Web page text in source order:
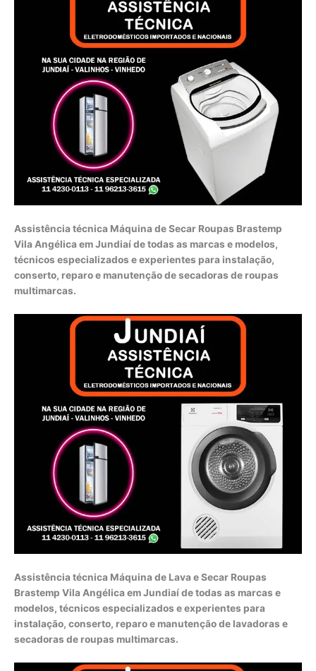
Assistência técnica Máquina de Secar Roupas Brastemp
Vila Angélica em Jundiaí de todas as marcas e modelos,
técnicos especializados e experientes para instalação,
conserto, reparo e manutenção de secadoras de roupas
multimarcas.
Assistência técnica Máquina de Lava e Secar Roupas
Brastemp Vila Angélica em Jundiaí de todas as marcas e
modelos, técnicos especializados e experientes para
instalação, conserto, reparo e manutenção de lavadoras e
secadoras de roupas multimarcas.